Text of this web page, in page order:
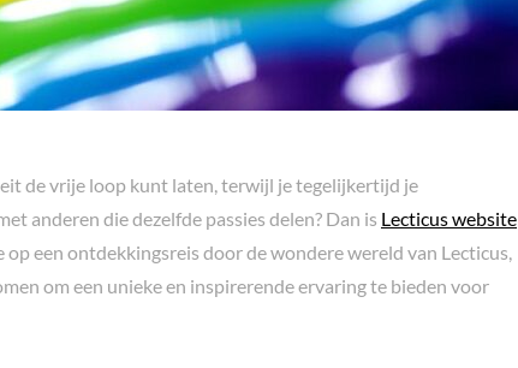
de vrije loop kunt laten, terwijl je tegelijkertijd je
anderen die dezelfde passies delen? Dan is Lecticus website
een ontdekkingsreis door de wondere wereld van Lecticus,
om een unieke en inspirerende ervaring te bieden voor